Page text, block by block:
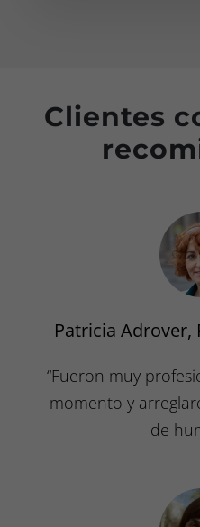
Clientes
Patricia Adrover,
“Fueron muy
momento y
de